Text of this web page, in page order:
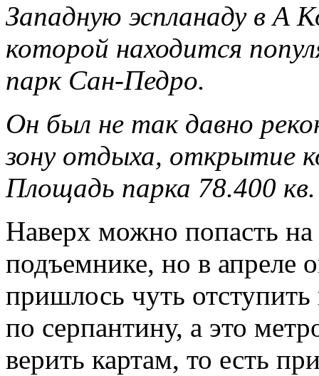
Западную эспланаду в А
которой находится
парк Сан-Педро.
Он был не так давно
зону отдыха, открытие
Площадь парка 78.400
Наверх можно попасть
подъемнике, но в апреле
пришлось чуть
по серпантину, а это
верить картам, то есть